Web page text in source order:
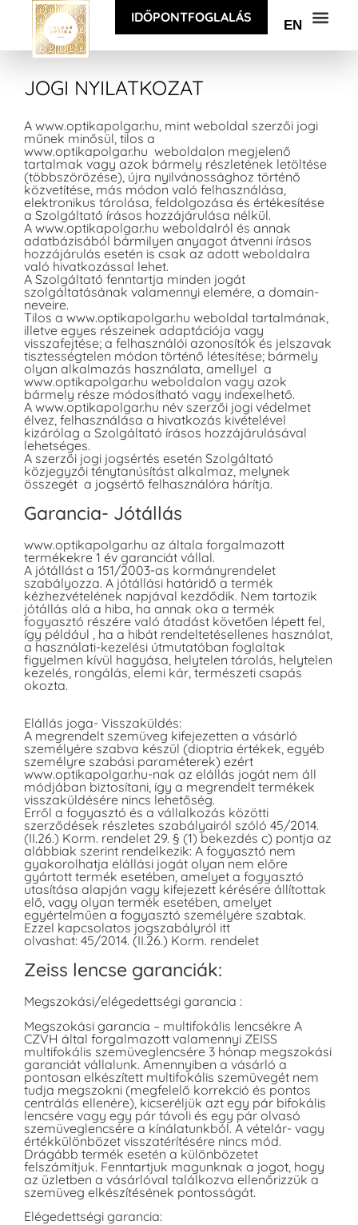
IDŐPONTFOGLALÁS EN
JOGI NYILATKOZAT
A www.optikapolgar.hu, mint weboldal szerzői jogi
műnek minősül, tilos a
www.optikapolgar.hu weboldalon megjelenő
tartalmak vagy azok bármely részletének letöltése
(többszörözése), újra nyilvánossághoz történő
közvetítése, más módon való felhasználása,
elektronikus tárolása, feldolgozása és értékesítése
a Szolgáltató írásos hozzájárulása nélkül.
A www.optikapolgar.hu weboldalról és annak
adatbázisából bármilyen anyagot átvenni írásos
hozzájárulás esetén is csak az adott weboldalra
való hivatkozással lehet.
A Szolgáltató fenntartja minden jogát
szolgáltatásának valamennyi elemére, a domain-
neveire.
Tilos a www.optikapolgar.hu weboldal tartalmának,
illetve egyes részeinek adaptációja vagy
visszafejtése; a felhasználói azonosítók és jelszavak
tisztességtelen módon történő létesítése; bármely
olyan alkalmazás használata, amellyel a
www.optikapolgar.hu weboldalon vagy azok
bármely része módosítható vagy indexelhető.
A www.optikapolgar.hu név szerzői jogi védelmet
élvez, felhasználása a hivatkozás kivételével
kizárólag a Szolgáltató írásos hozzájárulásával
lehetséges.
A szerzői jogi jogsértés esetén Szolgáltató
közjegyzői ténytanúsítást alkalmaz, melynek
összegét a jogsértő felhasználóra hárítja.
Garancia- Jótállás
www.optikapolgar.hu az általa forgalmazott
termékekre 1 év garanciát vállal.
A jótállást a 151/2003-as kormányrendelet
szabályozza. A jótállási határidő a termék
kézhezvételének napjával kezdődik. Nem tartozik
jótállás alá a hiba, ha annak oka a termék
fogyasztó részére való átadást követően lépett fel,
így például , ha a hibát rendeltetésellenes használat,
a használati-kezelési útmutatóban foglaltak
figyelmen kívül hagyása, helytelen tárolás, helytelen
kezelés, rongálás, elemi kár, természeti csapás
okozta.
Elállás joga- Visszaküldés:
A megrendelt szemüveg kifejezetten a vásárló
személyére szabva készül (dioptria értékek, egyéb
személyre szabási paraméterek) ezért
www.optikapolgar.hu-nak az elállás jogát nem áll
módjában biztosítani, így a megrendelt termékek
visszaküldésére nincs lehetőség.
Erről a fogyasztó és a vállalkozás közötti
szerződések részletes szabályairól szóló 45/2014.
(II.26.) Korm. rendelet 29. § (1) bekezdés c) pontja az
alábbiak szerint rendelkezik: A fogyasztó nem
gyakorolhatja elállási jogát olyan nem előre
gyártott termék esetében, amelyet a fogyasztó
utasítása alapján vagy kifejezett kérésére állítottak
elő, vagy olyan termék esetében, amelyet
egyértelműen a fogyasztó személyére szabtak.
Ezzel kapcsolatos jogszabályról itt
olvashat: 45/2014. (II.26.) Korm. rendelet
Zeiss lencse garanciák:
Megszokási/elégedettségi garancia :
Megszokási garancia – multifokális lencsékre A
CZVH által forgalmazott valamennyi ZEISS
multifokális szemüveglencsére 3 hónap megszokási
garanciát vállalunk. Amennyiben a vásárló a
pontosan elkészített multifokális szemüvegét nem
tudja megszokni (megfelelő korrekció és pontos
centrálás ellenére), kicseréljük azt egy pár bifokális
lencsére vagy egy pár távoli és egy pár olvasó
szemüveglencsére a kínálatunkból. A vételár- vagy
értékkülönbözet visszatérítésére nincs mód.
Drágább termék esetén a különbözetet
felszámítjuk. Fenntartjuk magunknak a jogot, hogy
az üzletben a vásárlóval találkozva ellenőrizzük a
szemüveg elkészítésének pontosságát.
Elégedettségi garancia: